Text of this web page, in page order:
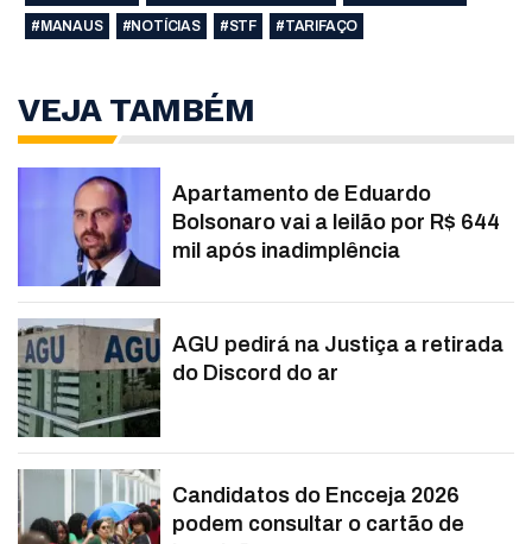
#MANAUS
#NOTÍCIAS #STF #TARIFAÇO
VEJA TAMBÉM
Apartamento de Eduardo
Bolsonaro vai a leilão por R$ 644
mil após inadimplência
AGU pedirá na Justiça a retirada
do Discord do ar
Candidatos do Encceja 2026
podem consultar o cartão de